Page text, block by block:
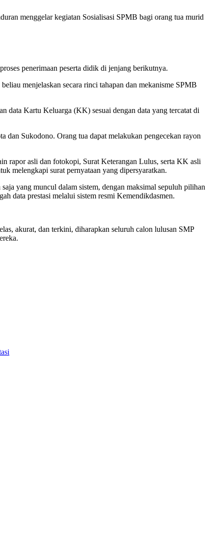
menggelar kegiatan Sosialisasi SPMB bagi orang tua murid
penerimaan peserta didik di jenjang berikutnya.
menjelaskan secara rinci tahapan dan mekanisme SPMB
data Kartu Keluarga (KK) sesuai dengan data yang tercatat di
dan Sukodono. Orang tua dapat melakukan pengecekan rayon
rapor asli dan fotokopi, Surat Keterangan Lulus, serta KK asli
melengkapi surat pernyataan yang dipersyaratkan.
yang muncul dalam sistem, dengan maksimal sepuluh pilihan
data prestasi melalui sistem resmi Kemendikdasmen.
akurat, dan terkini, diharapkan seluruh calon lulusan SMP